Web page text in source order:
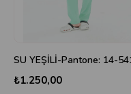
₺1.250,00